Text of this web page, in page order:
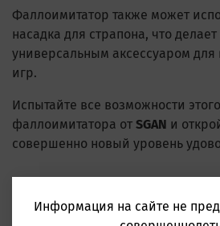
Фаллоимитатор также может
насадка для страпона, что
универсальным аксессуаром
игр.
Испытайте все возможности
фаллоимитатора от SGAN и
совершенно новый уровень
Характеристики
Информация на сайте не